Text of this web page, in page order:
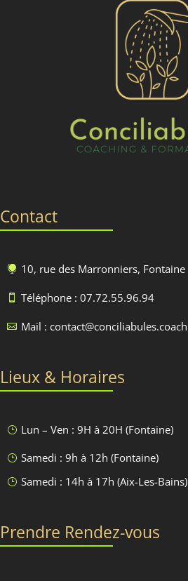
Contact
 10, rue des Marronniers, Fontaine
 Téléphone : 07.72.55.96.94
 Mail : contact@conciliabules.coach
Lieux & Horaires
} Lun – Ven : 9H à 20H (Fontaine)
} Samedi : 9h à 12h (Fontaine)
} Samedi : 14h à 17h (Aix-Les-Bains)
Prendre Rendez-vous